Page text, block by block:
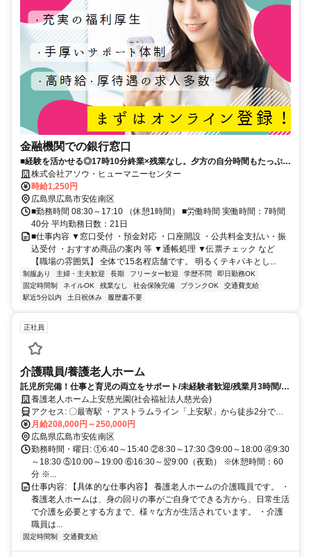
金融機関での銀行窓口
■経験を活かせる◎17時10分終業×残業なし。夕方の自分時間もたっぷ
り。ブランク復帰の方にもおすすめ■安東駅×バス停近くで通勤ラクラク
♪制服あり×ネイルや髪色はオフィスカラーなら自分らしくオシャレを楽
しめます！■窓口から後方事務まで幅広く担当。明るく活気があり相談
しやすい環境です♪
株式会社アソウ・ヒューマニーセンター
時給1,250円
広島県広島市安佐南区
■勤務時間 08:30～17:10 （休憩1時間） ■労働時間 実働時間：7時間
40分 平均勤務日数：21日
■仕事内容 ▼窓口受付 ・預金対応 ・口座開設 ・公共料金支払い・振
込受付 ・おすすめ商品の案内 等 ▼通帳処理 ▼伝票チェック など
【職場の雰囲気】 全体で15名程店舗です。 明るくテキパキとし...
制服あり 主婦・主夫歓迎 長期 フリーター歓迎 学歴不問
即日勤務OK
固定時間制
ネイルOK 残業なし 社会保険完備 ブランクOK
交通費支給
駅近5分以内
土日祝休み 履歴書不要
正社員
介護職員/養護老人ホーム
託児所完備！仕事と育児の両立をサポート/未経験者歓迎/残業月3時間/週
休2日制/賞与3.25カ月
養護老人ホーム上安慈光園(社会福祉法人慈光会)
アクセス: 〇最寄駅 ・アストラムライン「上安駅」から徒歩2分でア
クセス便利！
月給208,000円～250,000円
広島県広島市安佐南区
勤務時間・曜日: ①6:40～15:40 ②8:30～17:30 ③9:00～18:00 ④9:30
～18:30 ⑤10:00～19:00 ⑥16:30～翌9:00（夜勤） ※休憩時間：60
分 ※...
仕事内容: 【具体的な仕事内容】 養護老人ホームの介護職員です。 ・
養護老人ホームは、身の回りの事がご自身でできる方から、日常生活
で介護を必要とする方まで、様々な方が生活されています。 ・介護
職員は...
固定時間制 交通費支給